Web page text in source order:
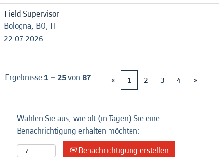
Field Supervisor
Bologna, BO, IT
22.07.2026
Ergebnisse1 – 25von 87 « 1 2 3 4 »
Wählen Sie aus, wie oft (in Tagen) Sie eine
Benachrichtigung erhalten möchten:
Benachrichtigung erstellen